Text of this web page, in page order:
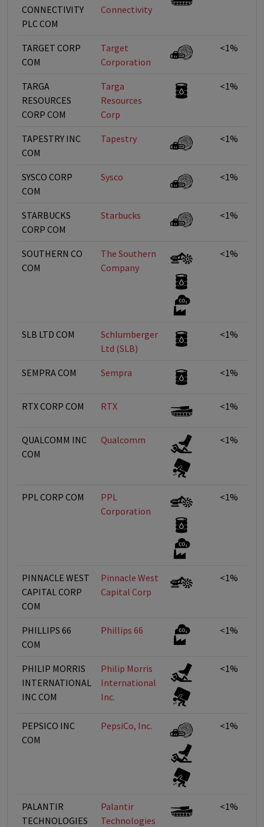
CONNECTIVITY
PLC COM
Connectivity
TARGET CORP
COM
Target
Corporation
<1%
TARGA
RESOURCES
CORP COM
Targa
Resources
Corp
<1%
TAPESTRY INC
COM
Tapestry <1%
SYSCO CORP
COM
Sysco <1%
STARBUCKS
CORP COM
Starbucks <1%
SOUTHERN CO
COM
The Southern
Company
<1%
SLB LTD COM
Schlumberger
Ltd (SLB)
<1%
SEMPRA COM Sempra <1%
RTX CORP COM RTX <1%
QUALCOMM INC
COM
Qualcomm <1%
PPL CORP COM
PPL
Corporation
<1%
PINNACLE WEST
CAPITAL CORP
COM
Pinnacle West
Capital Corp
<1%
PHILLIPS 66
COM
Phillips 66 <1%
PHILIP MORRIS
INTERNATIONAL
INC COM
Philip Morris
International
Inc.
<1%
PEPSICO INC
COM
PepsiCo, Inc. <1%
PALANTIR
TECHNOLOGIES
Palantir
Technologies
<1%